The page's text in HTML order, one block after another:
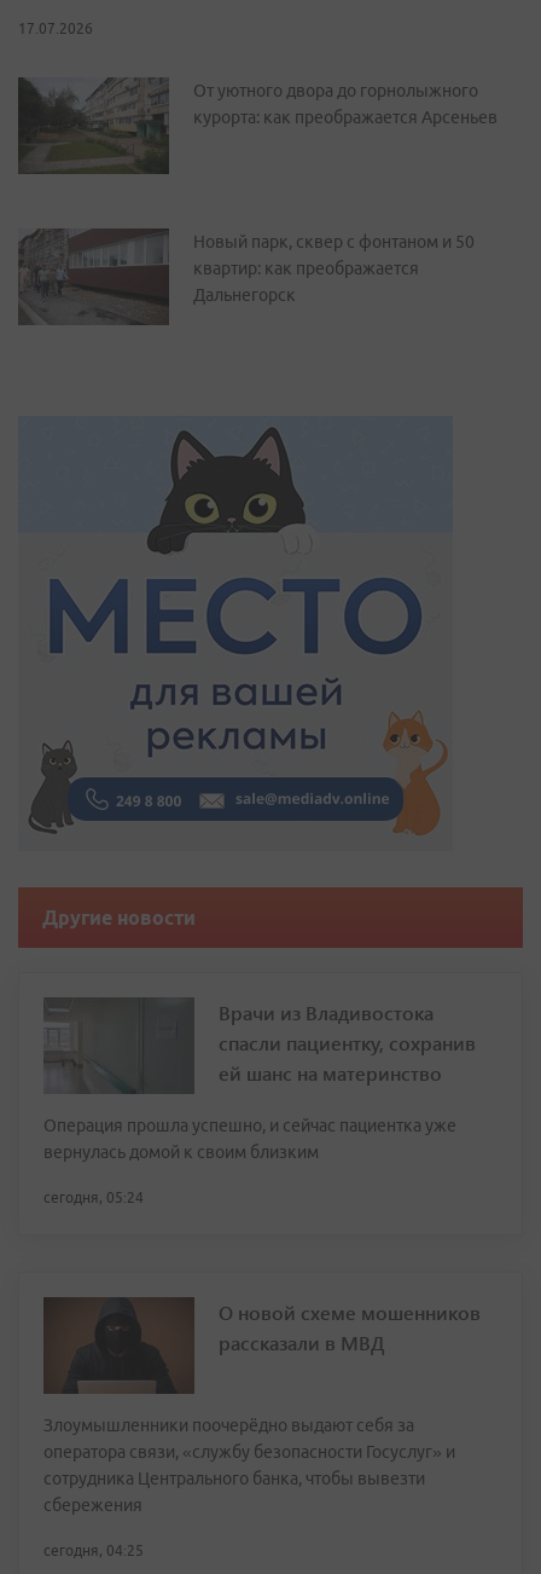
17.07.2026
От уютного двора до горнолыжного
курорта: как преображается Арсеньев
Новый парк, сквер с фонтаном и 50
квартир: как преображается
Дальнегорск
Другие новости
Врачи из Владивостока
спасли пациентку, сохранив
ей шанс на материнство
Операция прошла успешно, и сейчас пациентка уже
вернулась домой к своим близким
сегодня, 05:24
О новой схеме мошенников
рассказали в МВД
Злоумышленники поочерёдно выдают себя за
оператора связи, «службу безопасности Госуслуг» и
сотрудника Центрального банка, чтобы вывезти
сбережения
сегодня, 04:25